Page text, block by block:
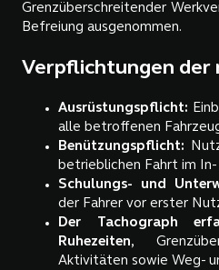
Grenzüberschreitender
Befreiung ausgenommen.
Verpflichtungen der
Ausrüstungspflicht:
alle betroffenen
Benützungspflicht:
betrieblichen Fahrt im In-
Schulungs- und
der Fahrer vor erster
Der Tachograph
Ruhezeiten,
Aktivitäten sowie Weg-